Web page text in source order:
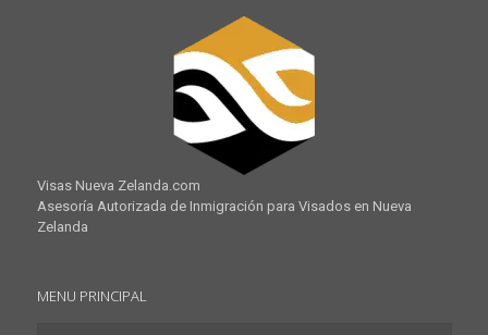
Visas Nueva Zelanda.com
Asesoría Autorizada de Inmigración para Visados en Nueva
Zelanda
MENU PRINCIPAL